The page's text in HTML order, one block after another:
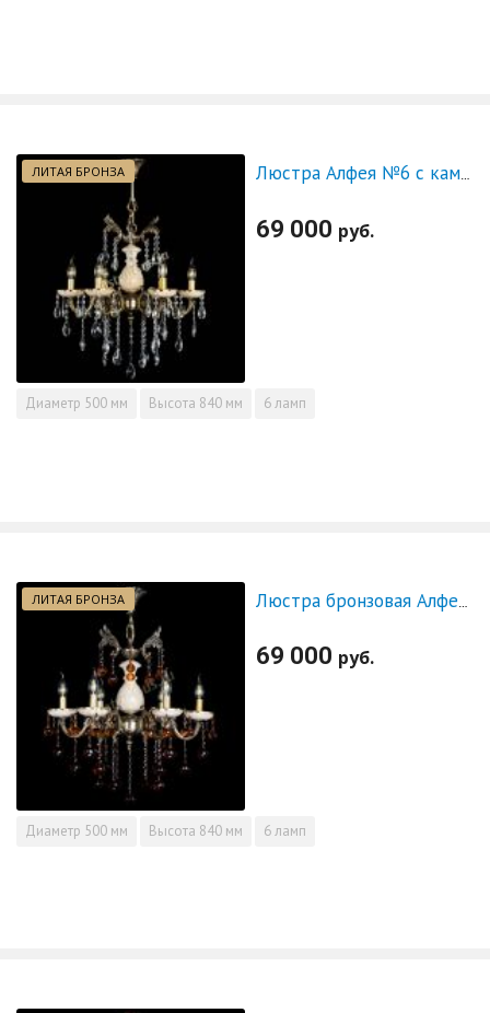
ЛИТАЯ БРОНЗА Люстра Алфея №6 с камнем журавлик
69 000 руб.
Диаметр 500 мм Высота 840 мм 6 ламп
ЛИТАЯ БРОНЗА
69 000 руб.
Диаметр 500 мм Высота 840 мм 6 ламп